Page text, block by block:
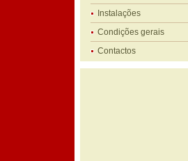
Instalações
Condições gerais
Contactos